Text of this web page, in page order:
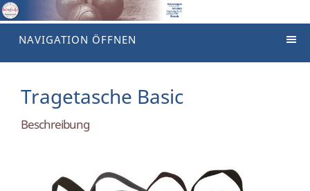
NAVIGATION ÖFFNEN
Tragetasche Basic
Beschreibung